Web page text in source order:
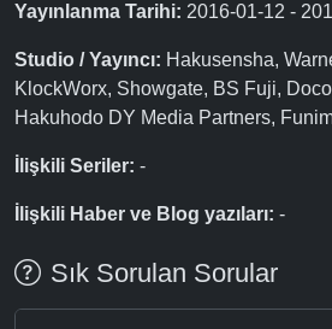
Yayınlanma Tarihi: 2016-01-12 -
Studio / Yayıncı: Hakusensha,
KlockWorx, Showgate, BS Fuji,
Hakuhodo DY Media Partners,
İlişkili Seriler: -
İlişkili Haber ve Blog yazıları: -
Sık Sorulan Sorular